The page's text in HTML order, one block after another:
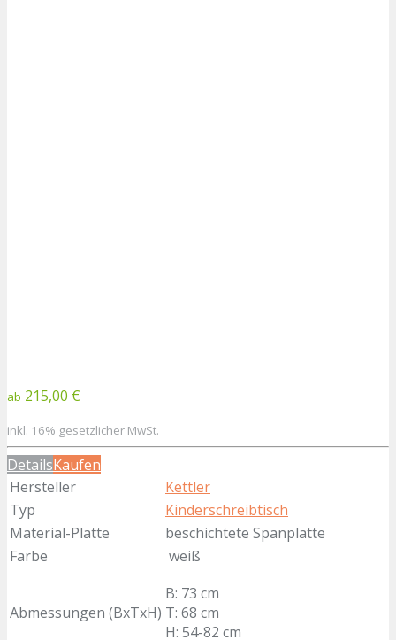
ab 215,00 €
inkl. 16% gesetzlicher MwSt.
DetailsKaufen
Hersteller
Kettler
Typ
Kinderschreibtisch
Material-Platte
beschichtete Spanplatte
Farbe
weiß
Abmessungen (BxTxH)
B: 73 cm
T: 68 cm
H: 54-82 cm